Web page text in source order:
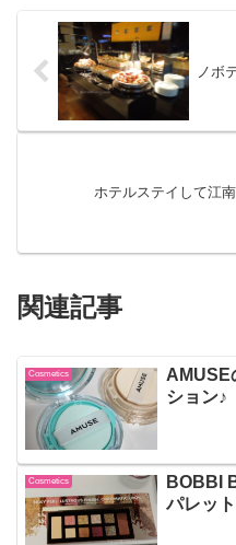
ノボ
ホテルステイして江
関連記事
Cosmetics
AMUSE
ション♪
Cosmetics
BOBBI
パレッ